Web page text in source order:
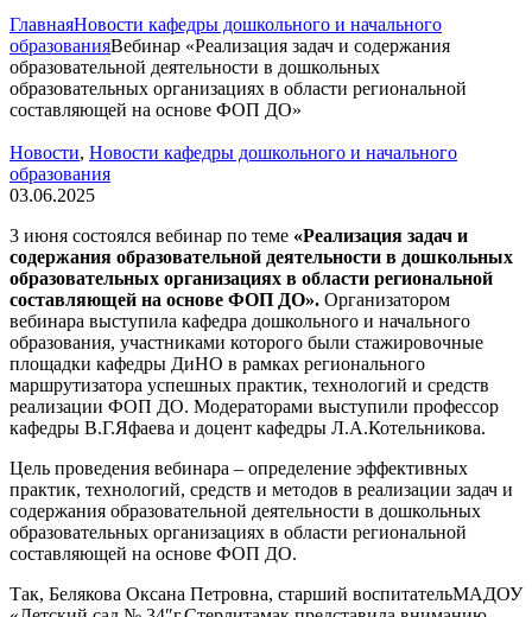
ГлавнаяНовости кафедры дошкольного и начального
образованияВебинар «Реализация задач и содержания
образовательной деятельности в дошкольных
образовательных организациях в области региональной
составляющей на основе ФОП ДО»
Новости, Новости кафедры дошкольного и начального
образования
03.06.2025
3 июня состоялся вебинар по теме «Реализация задач и
содержания образовательной деятельности в дошкольных
образовательных организациях в области региональной
составляющей на основе ФОП ДО». Организатором
вебинара выступила кафедра дошкольного и начального
образования, участниками которого были стажировочные
площадки кафедры ДиНО в рамках регионального
маршрутизатора успешных практик, технологий и средств
реализации ФОП ДО. Модераторами выступили профессор
кафедры В.Г.Яфаева и доцент кафедры Л.А.Котельникова.
Цель проведения вебинара – определение эффективных
практик, технологий, средств и методов в реализации задач и
содержания образовательной деятельности в дошкольных
образовательных организациях в области региональной
составляющей на основе ФОП ДО.
Так, Белякова Оксана Петровна, старший воспитательМАДОУ